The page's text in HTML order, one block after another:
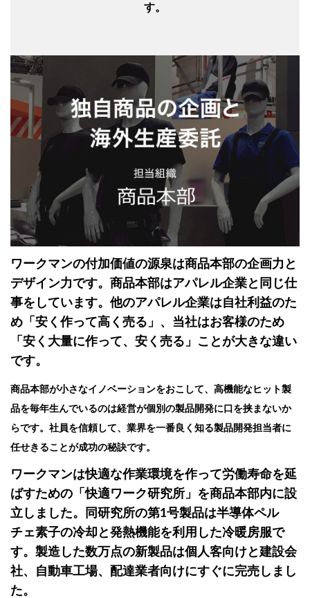
す。
ワークマンの付加価値の源泉は商品本部の企画力と
デザイン力です。商品本部はアパレル企業と同じ仕
事をしています。他のアパレル企業は自社利益のた
め「安く作って高く売る」、当社はお客様のため
「安く大量に作って、安く売る」ことが大きな違い
です。
商品本部が小さなイノベーションをおこして、高機能なヒット製
品を毎年生んでいるのは経営が個別の製品開発に口を挟まないか
らです。社員を信頼して、業界を一番良く知る製品開発担当者に
任せきることが成功の秘訣です。
ワークマンは快適な作業環境を作って労働寿命を延
ばすための「快適ワーク研究所」を商品本部内に設
立しました。同研究所の第1号製品は半導体ペル
チェ素子の冷却と発熱機能を利用した冷暖房服で
す。製造した数万点の新製品は個人客向けと建設会
社、自動車工場、配達業者向けにすぐに完売しまし
た。